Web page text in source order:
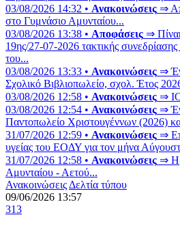
03/08/2026 14:32 • Ανακοινώσεις ⇒
στο Γυμνάσιο Αμυνταίου...
03/08/2026 13:38 • Αποφάσεις ⇒
19ης/27-07-2026 τακτικής
του...
03/08/2026 13:33 • Ανακοινώσεις ⇒
Σχολικό Βιβλιοπωλείο, σχολ. Έτος
03/08/2026 12:58 • Ανακοινώσεις ⇒
03/08/2026 12:54 • Ανακοινώσεις ⇒
Παντοπωλείο Χριστουγέννων (2026)
31/07/2026 12:59 • Ανακοινώσεις ⇒
υγείας του ΕΟΔΥ για τον μήνα
31/07/2026 12:58 • Ανακοινώσεις ⇒
Αμυνταίου - Αετού...
Ανακοινώσεις Δελτία τύπου
09/06/2026 13:57
313